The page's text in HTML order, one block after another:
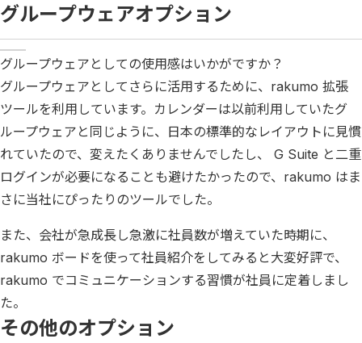
グループウェアオプション
グループウェアとしての使用感はいかがですか？
グループウェアとしてさらに活用するために、rakumo 拡張
ツールを利用しています。カレンダーは以前利用していたグ
ループウェアと同じように、日本の標準的なレイアウトに見慣
れていたので、変えたくありませんでしたし、 G Suite と二重
ログインが必要になることも避けたかったので、rakumo はま
さに当社にぴったりのツールでした。
また、会社が急成長し急激に社員数が増えていた時期に、
rakumo ボードを使って社員紹介をしてみると大変好評で、
rakumo でコミュニケーションする習慣が社員に定着しまし
た。
その他のオプション